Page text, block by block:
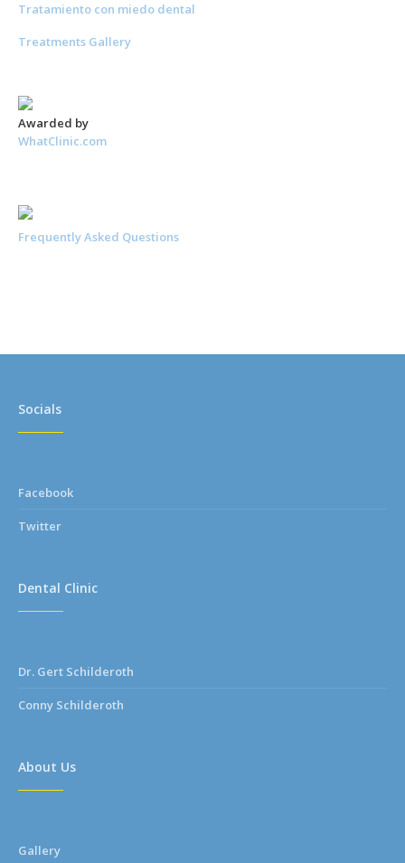
Tratamiento con miedo dental
Treatments Gallery
Awarded by
WhatClinic.com
Frequently Asked Questions
Socials
Facebook
Twitter
Dental Clinic
Dr. Gert Schilderoth
Conny Schilderoth
About Us
Gallery